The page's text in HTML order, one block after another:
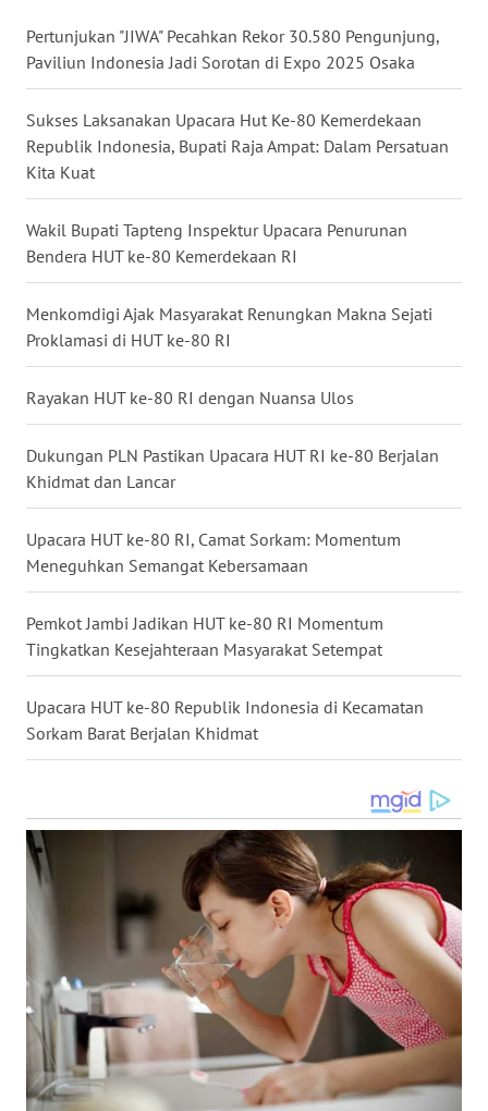
Pertunjukan "JIWA" Pecahkan Rekor 30.580 Pengunjung,
Paviliun Indonesia Jadi Sorotan di Expo 2025 Osaka
Sukses Laksanakan Upacara Hut Ke-80 Kemerdekaan
Republik Indonesia, Bupati Raja Ampat: Dalam Persatuan
Kita Kuat
Wakil Bupati Tapteng Inspektur Upacara Penurunan
Bendera HUT ke-80 Kemerdekaan RI
Menkomdigi Ajak Masyarakat Renungkan Makna Sejati
Proklamasi di HUT ke-80 RI
Rayakan HUT ke-80 RI dengan Nuansa Ulos
Dukungan PLN Pastikan Upacara HUT RI ke-80 Berjalan
Khidmat dan Lancar
Upacara HUT ke-80 RI, Camat Sorkam: Momentum
Meneguhkan Semangat Kebersamaan
Pemkot Jambi Jadikan HUT ke-80 RI Momentum
Tingkatkan Kesejahteraan Masyarakat Setempat
Upacara HUT ke-80 Republik Indonesia di Kecamatan
Sorkam Barat Berjalan Khidmat
WN
NUSANTARA
WN
JOGJA
JATIM
BALI
KALBAR
WN
KALTENG
WN
KALTARA
WN
KALSEL
KALTIM
GORONTALO
WN
MALUKU
WN